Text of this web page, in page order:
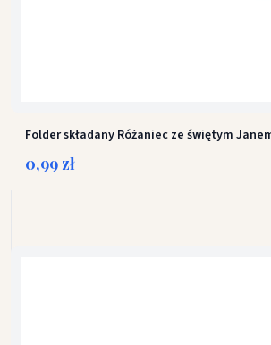
Folder składany Różaniec ze świętym
0,99 zł